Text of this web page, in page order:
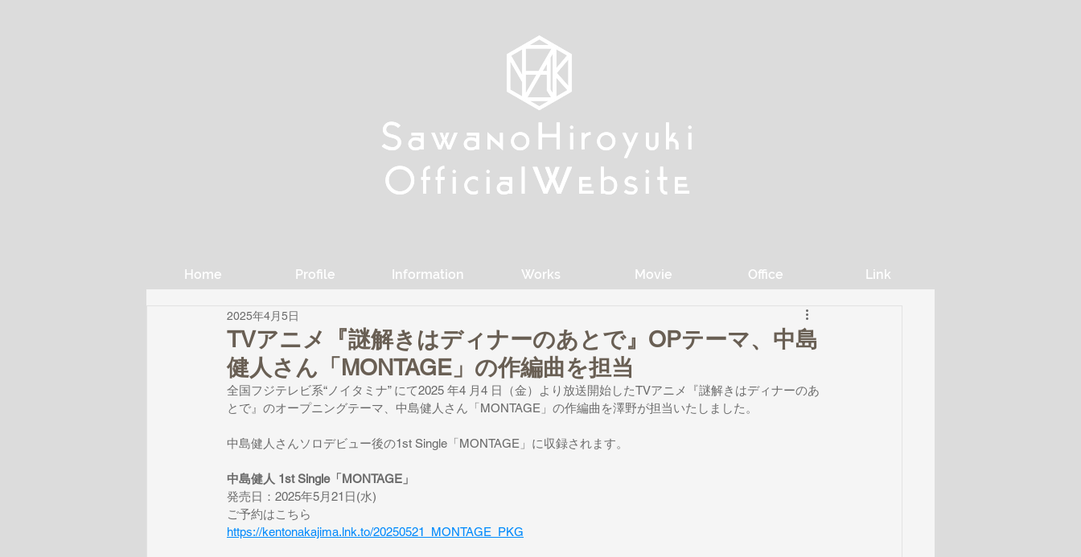
Sa wanoHiroyuki
Official W ebsite
Home Profile Information Works Movie Office Link
Sa wanoHiroyuki
Official W ebsite
TVアニメ『謎解きはディナーのあとで』OPテーマ、中島
健人さん「MONTAGE」の作編曲を担当
2025年4月5日
全国フジテレビ系“ノイタミナ” にて2025 年4 月4 日（金）より放送開始したTVアニメ『謎解きはディナーのあ
とで』のオープニングテーマ、中島健人さん「MONTAGE」の作編曲を澤野が担当いたしました。
中島健人さんソロデビュー後の1st Single「MONTAGE」に収録されます。
中島健人 1st Single「MONTAGE」
発売日：2025年5月21日(水)
ご予約はこちら
https://kentonakajima.lnk.to/20250521_MONTAGE_PKG